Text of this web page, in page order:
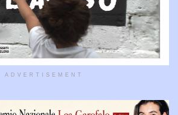
ADVERTISEMENT